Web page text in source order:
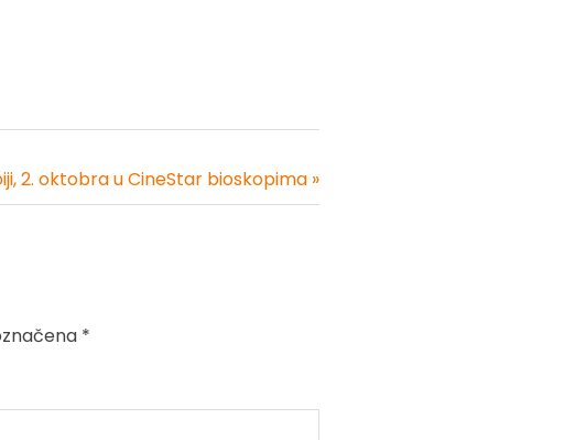
2. oktobra u CineStar bioskopima »
*